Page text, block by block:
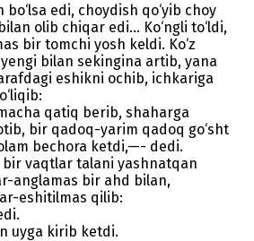
bo‘lsa edi, choydish qo‘yib choy
olib chiqar edi... Ko‘ngli to‘ldi,
bir tomchi yosh keldi. Ko‘z
bilan sekingina artib, yana
eshikni ochib, ichkariga
qatiq berib, shaharga
bir qadoq-yarim qadoq go‘sht
bechora ketdi,—- dedi.
vaqtlar talani yashnatqan
anglamas bir ahd bilan,
eshitilmas qilib:
uyga kirib ketdi.